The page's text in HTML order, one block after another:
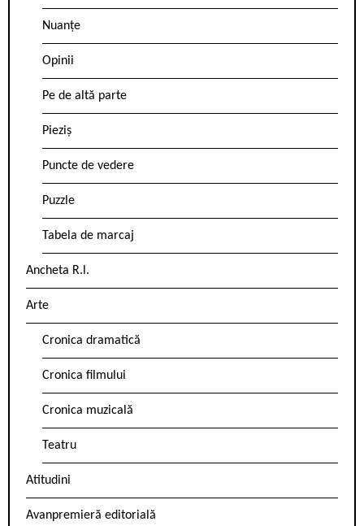
Nuanțe
Opinii
Pe de altă parte
Pieziș
Puncte de vedere
Puzzle
Tabela de marcaj
Ancheta R.l.
Arte
Cronica dramatică
Cronica filmului
Cronica muzicală
Teatru
Atitudini
Avanpremieră editorială